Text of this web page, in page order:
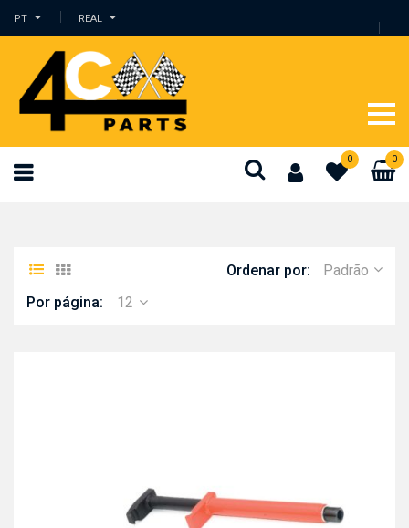
PT REAL
0 0
Ordenar por:
Padrão
Por página:
12